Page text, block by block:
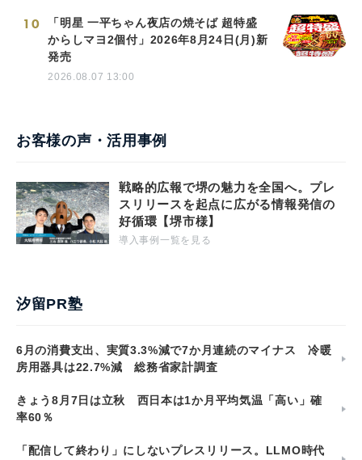
10
「明星 一平ちゃん夜店の焼そば 超特盛
からしマヨ2個付」2026年8月24日(月)新
発売
2026.08.07 13:00
お客様の声・活用事例
戦略的広報で堺の魅力を全国へ。プレ
スリリースを起点に広がる情報発信の
好循環【堺市様】
導入事例一覧を見る
汐留PR塾
6月の消費支出、実質3.3%減で7か月連続のマイナス 冷暖
房用器具は22.7%減 総務省家計調査
きょう8月7日は立秋 西日本は1か月平均気温「高い」確
率60％
「配信して終わり」にしないプレスリリース。LLMO時代